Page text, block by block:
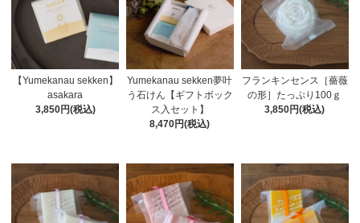
【Yumekanau sekken】
asakara
3,850円(税込)
Yumekanau sekken夢叶
う石けん【ギフトボック
ス入セット】
8,470円(税込)
フランキンセンス［薔薇
の形］たっぷり100ｇ
3,850円(税込)